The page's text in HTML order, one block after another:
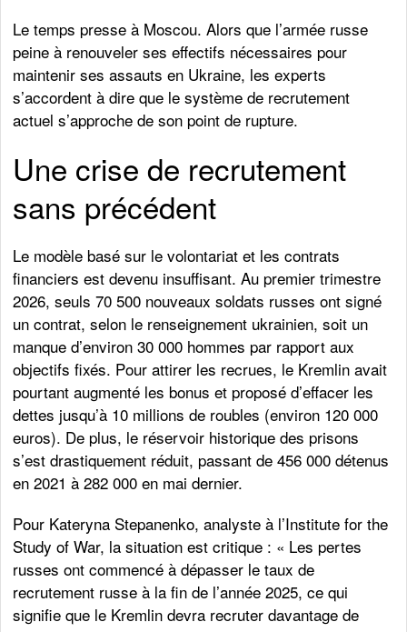
Le temps presse à Moscou. Alors que l’armée russe
peine à renouveler ses effectifs nécessaires pour
maintenir ses assauts en Ukraine, les experts
s’accordent à dire que le système de recrutement
actuel s’approche de son point de rupture.
Une crise de recrutement
sans précédent
Le modèle basé sur le volontariat et les contrats
financiers est devenu insuffisant. Au premier trimestre
2026, seuls 70 500 nouveaux soldats russes ont signé
un contrat, selon le renseignement ukrainien, soit un
manque d’environ 30 000 hommes par rapport aux
objectifs fixés. Pour attirer les recrues, le Kremlin avait
pourtant augmenté les bonus et proposé d’effacer les
dettes jusqu’à 10 millions de roubles (environ 120 000
euros). De plus, le réservoir historique des prisons
s’est drastiquement réduit, passant de 456 000 détenus
en 2021 à 282 000 en mai dernier.
Pour Kateryna Stepanenko, analyste à l’Institute for the
Study of War, la situation est critique : « Les pertes
russes ont commencé à dépasser le taux de
recrutement russe à la fin de l’année 2025, ce qui
signifie que le Kremlin devra recruter davantage de